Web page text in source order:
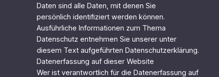
Daten sind alle Daten, mit denen Sie
persönlich identifiziert werden können.
Ausführliche Informationen zum Thema
Datenschutz entnehmen Sie unserer unter
diesem Text aufgeführten Datenschutzerklärung.
Datenerfassung auf dieser Website
Wer ist verantwortlich für die Datenerfassung auf